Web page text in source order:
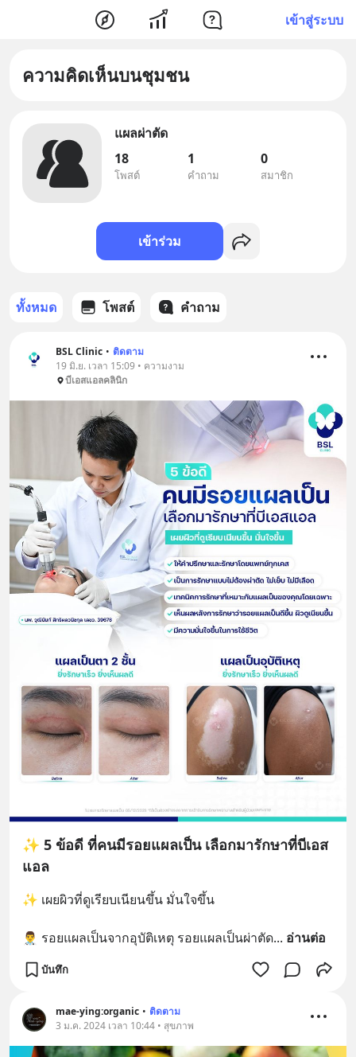
เข้าสู่ระบบ
ความคิดเห็นบนชุมชน
แผลผ่าตัด
18
โพสต์
1
คำถาม
0
สมาชิก
เข้าร่วม
ทั้งหมด โพสต์ คำถาม
BSL Clinic • ติดตาม
19 มิ.ย. เวลา 15:09 • ความงาม
บีเอสแอลคลินิก
✨ 5 ข้อดี ที่คนมีรอยแผลเป็น เลือกมารักษาที่บีเอส
แอล
✨ เผยผิวที่ดูเรียบเนียนขึ้น มั่นใจขึ้น
👨‍⚕ รอยแผลเป็นจากอุบัติเหตุ รอยแผลเป็นผ่าตัด... อ่านต่อ
บันทึก
mae-ying:organic • ติดตาม
3 ม.ค. 2024 เวลา 10:44 • สุขภาพ